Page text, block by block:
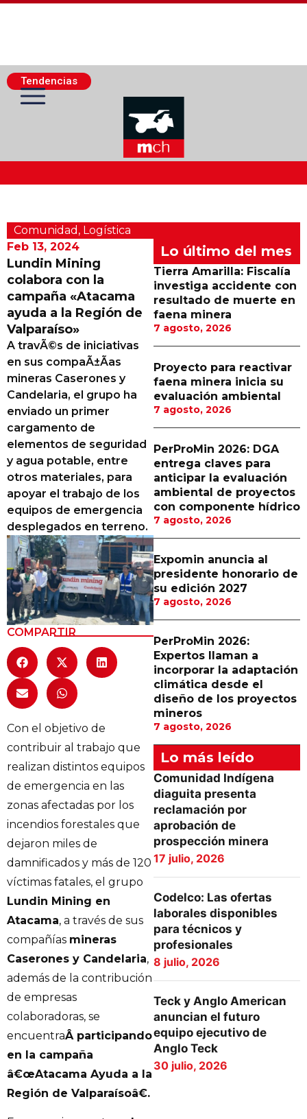
Tendencias
Actualidad Minera
Minería Superficie
Minerí­a Subterránea
Proveedores
Canal Digital
Columnas de Opinión
Designaciones
Calendario de Eventos
Revistas Digital
Siguenos
Comunidad , Logística
Feb 13, 2024
Lundin Mining
colabora con la
campaña «Atacama
ayuda a la Región de
Valparaíso»
A travÃ©s de iniciativas
en sus compaÃ±Ã­as
mineras Caserones y
Candelaria, el grupo ha
enviado un primer
cargamento de
elementos de seguridad
y agua potable, entre
otros materiales, para
apoyar el trabajo de los
equipos de emergencia
desplegados en terreno.
COMPARTIR
Con el objetivo de
contribuir al trabajo que
realizan distintos equipos
de emergencia en las
zonas afectadas por los
incendios forestales que
dejaron miles de
damnificados y más de 120
víctimas fatales, el grupo
Lundin Mining en
Atacama, a través de sus
compañías mineras
Caserones y Candelaria,
además de la contribución
de empresas
colaboradoras, se
encuentraÂ participando
en la campaña
â€œAtacama Ayuda a la
Región de Valparaísoâ€.
Lo último del mes
Tierra Amarilla: Fiscalía
investiga accidente con
resultado de muerte en
faena minera
7 agosto, 2026
Proyecto para reactivar
faena minera inicia su
evaluación ambiental
7 agosto, 2026
PerProMin 2026: DGA
entrega claves para
anticipar la evaluación
ambiental de proyectos
con componente hídrico
7 agosto, 2026
Expomin anuncia al
presidente honorario de
su edición 2027
7 agosto, 2026
PerProMin 2026:
Expertos llaman a
incorporar la adaptación
climática desde el
diseño de los proyectos
mineros
7 agosto, 2026
Lo más leído
Comunidad Indígena
diaguita presenta
reclamación por
aprobación de
prospección minera
17 julio, 2026
Codelco: Las ofertas
laborales disponibles
para técnicos y
profesionales
8 julio, 2026
Teck y Anglo American
anuncian el futuro
equipo ejecutivo de
Anglo Teck
30 julio, 2026